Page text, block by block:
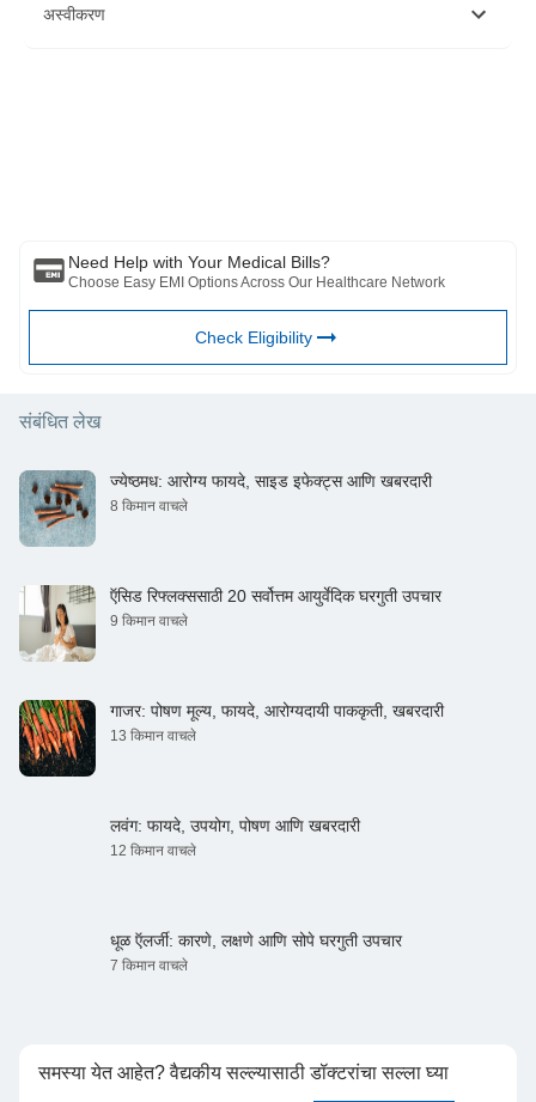
https://www.mdpi.com/2673-351X/5/1/2/htm#B1-sinusitis-05-
अस्वीकरण
Need Help with Your Medical Bills?
Choose Easy EMI Options Across Our Healthcare Network
Check Eligibility
संबंधित लेख
ज्येष्ठमध: आरोग्य फायदे, साइड इफेक्ट्स आणि खबरदारी
8 किमान वाचले
ऍसिड रिफ्लक्ससाठी 20 सर्वोत्तम आयुर्वेदिक घरगुती उपचार
9 किमान वाचले
गाजर: पोषण मूल्य, फायदे, आरोग्यदायी पाककृती, खबरदारी
13 किमान वाचले
लवंग: फायदे, उपयोग, पोषण आणि खबरदारी
12 किमान वाचले
धूळ ऍलर्जी: कारणे, लक्षणे आणि सोपे घरगुती उपचार
7 किमान वाचले
समस्या येत आहेत? वैद्यकीय सल्ल्यासाठी डॉक्टरांचा सल्ला घ्या